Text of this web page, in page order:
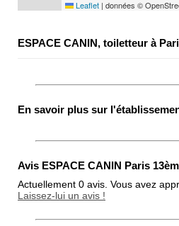
Leaflet | données ©
ESPACE CANIN, toiletteur à
En savoir plus sur
Avis ESPACE CANIN Paris
Actuellement 0 avis. Vous avez
Laissez-lui un avis !